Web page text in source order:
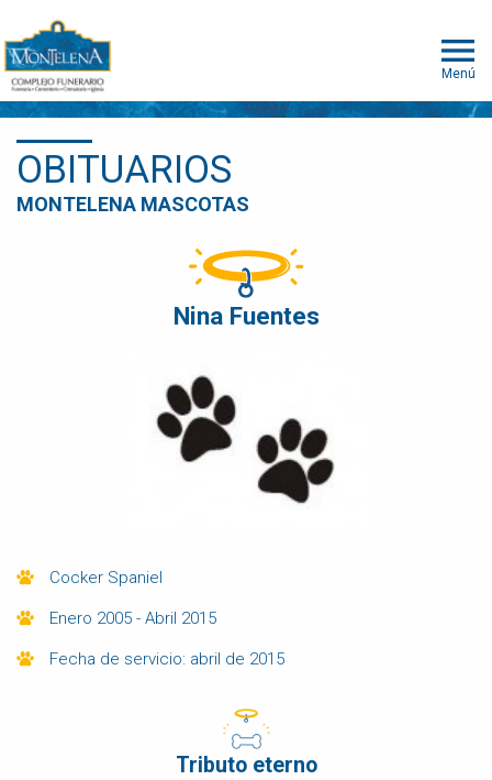
Menú
OBITUARIOS
MONTELENA MASCOTAS
Nina Fuentes
Cocker Spaniel
Enero 2005 - Abril 2015
Fecha de servicio: abril de 2015
Tributo eterno